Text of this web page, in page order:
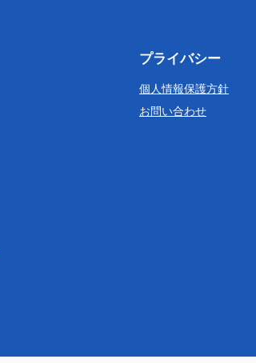
プライバシー
個人情報保護方針
お問い合わせ